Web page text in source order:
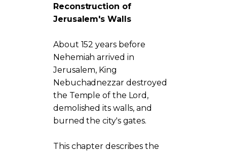
Reconstruction of
Jerusalem's Walls
About 152 years before
Nehemiah arrived in
Jerusalem, King
Nebuchadnezzar destroyed
the Temple of the Lord,
demolished its walls, and
burned the city's gates.
This chapter describes the